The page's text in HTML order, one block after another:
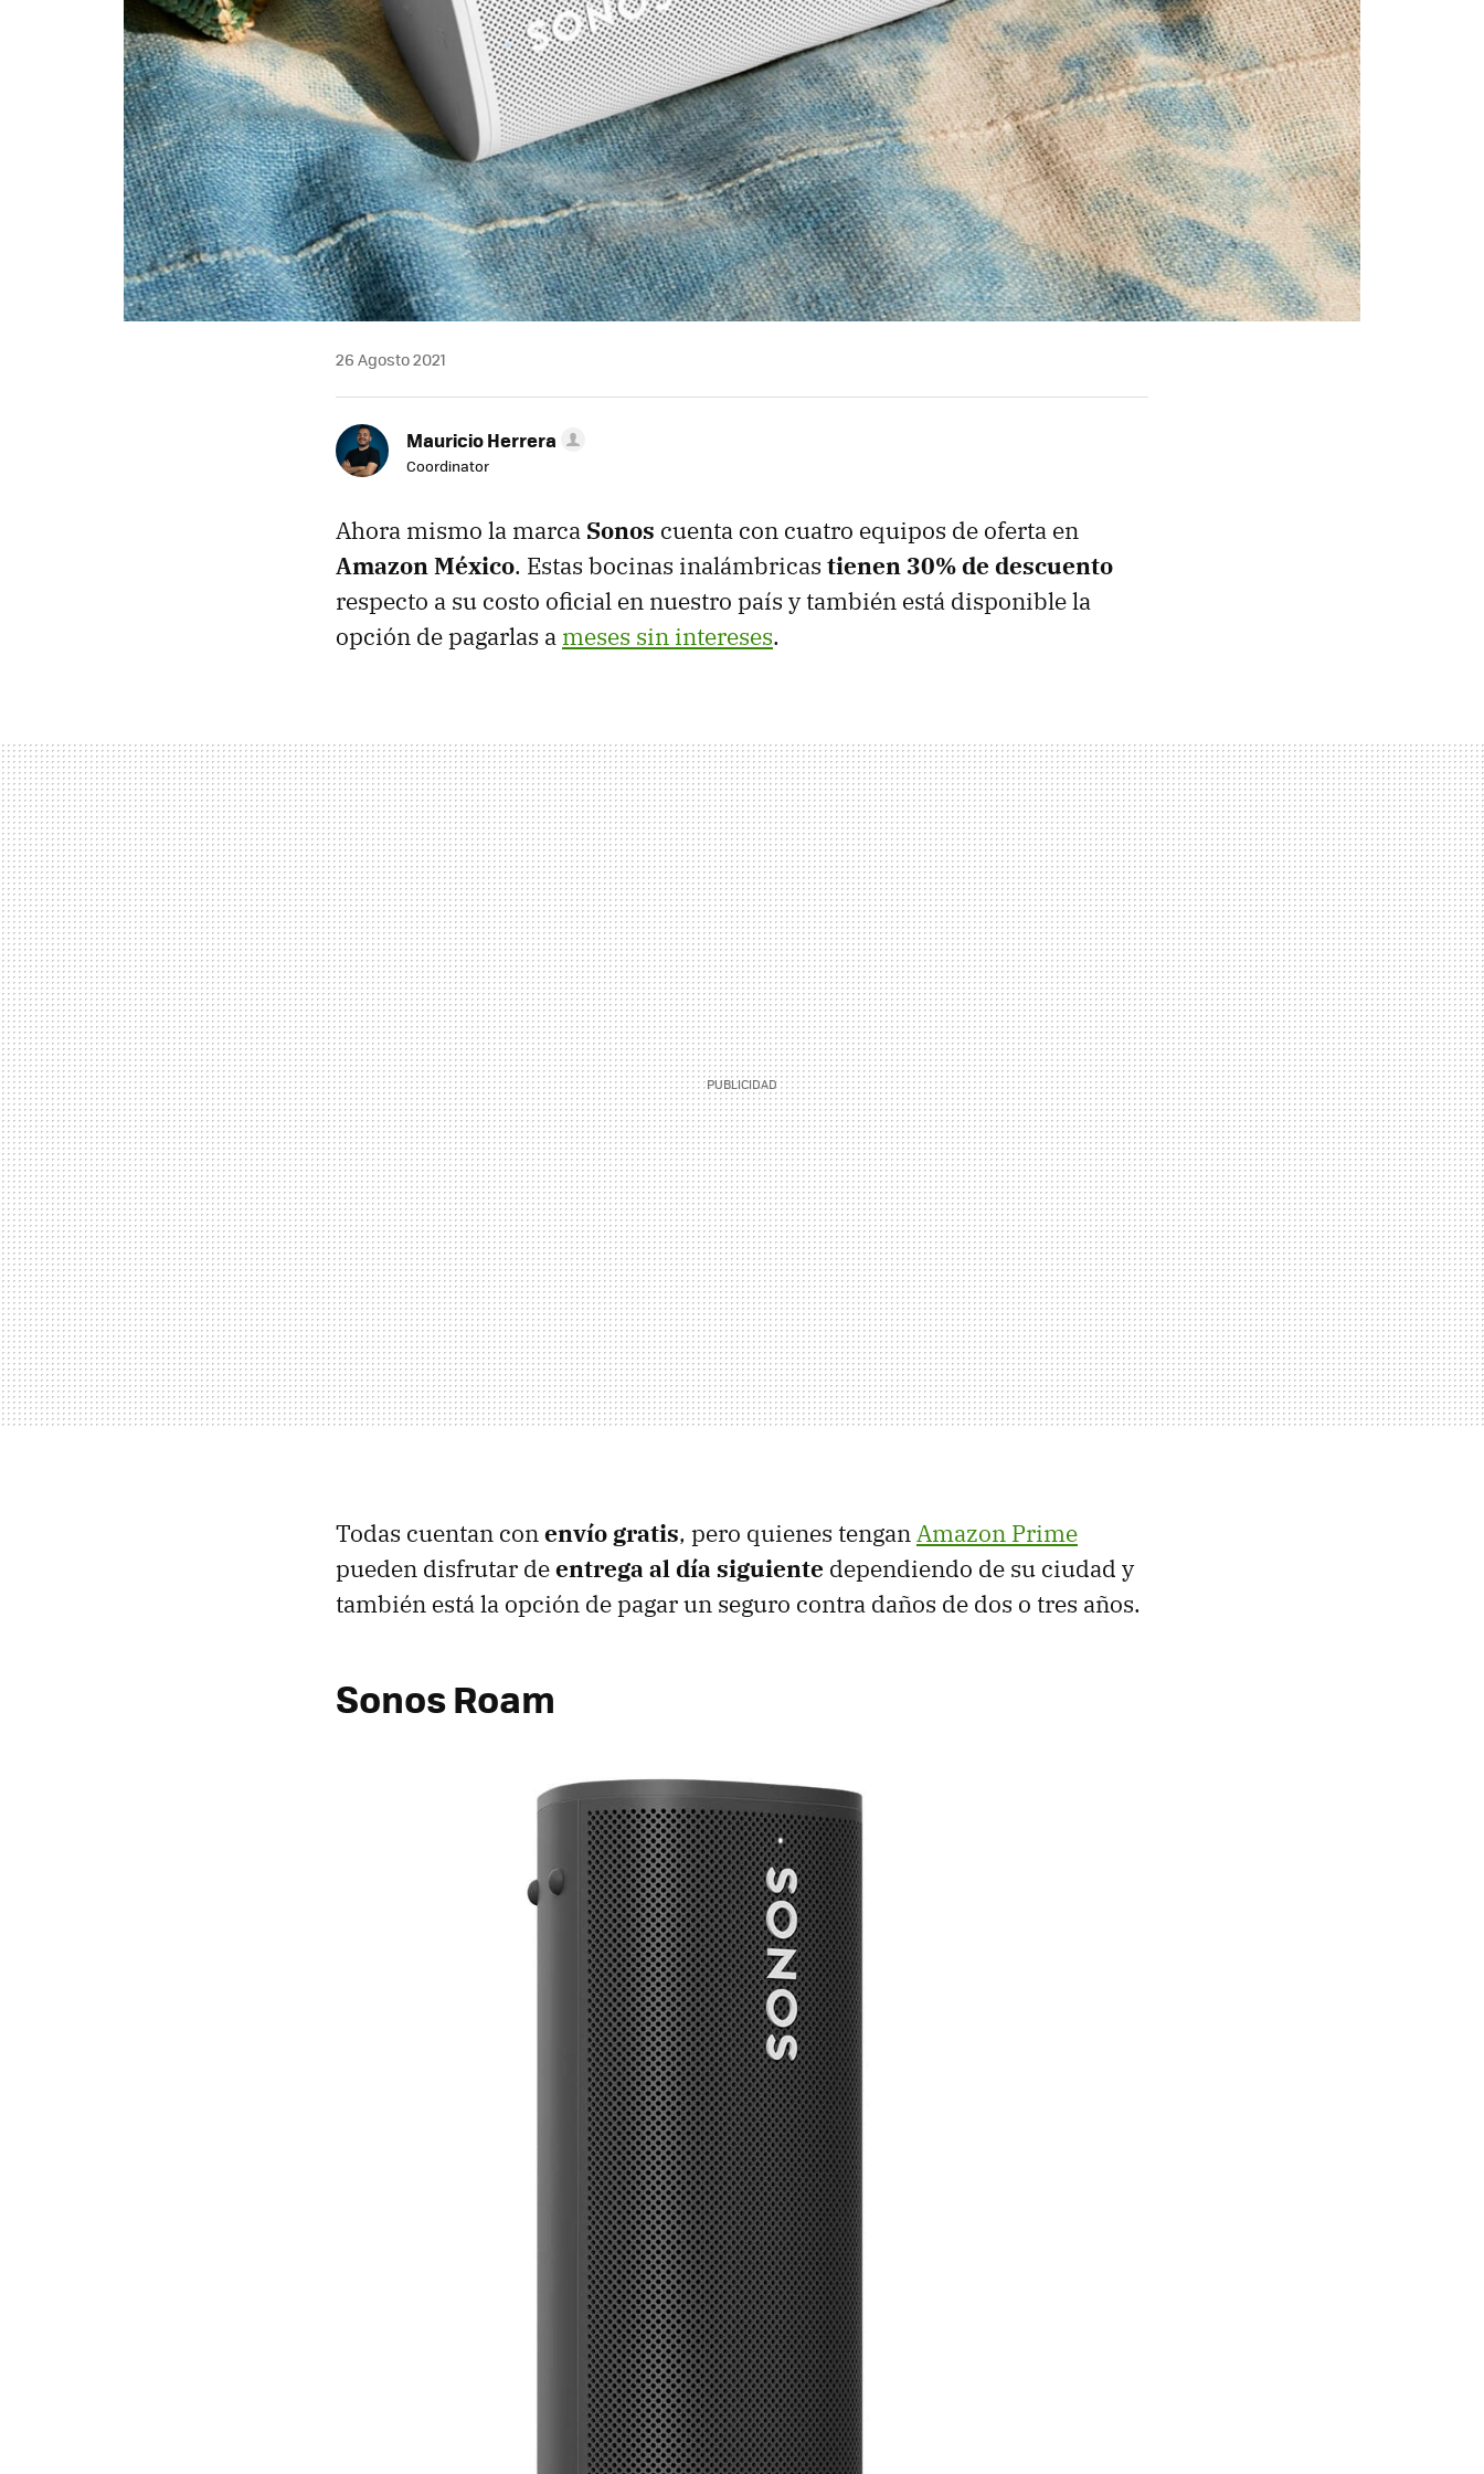
26 Agosto 2021
Mauricio Herrera
Coordinator
Ahora mismo la marca Sonos cuenta con cuatro equipos de oferta en
Amazon México. Estas bocinas inalámbricas tienen 30% de descuento
respecto a su costo oficial en nuestro país y también está disponible la
opción de pagarlas a meses sin intereses.
Todas cuentan conenvío gratis, pero quienes tenganAmazon Prime
pueden disfrutar deentrega al día siguiente dependiendo de su ciudad y
también está la opción de pagar un seguro contra daños de dos o tres años.
Sonos Roam